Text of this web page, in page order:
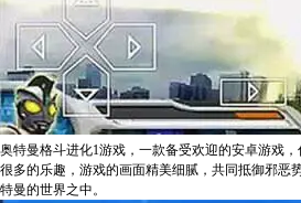
奥特曼格斗进化1游戏，一款备受欢迎的安卓游戏
很多的乐趣，游戏的画面精美细腻，共同抵御邪恶
特曼的世界之中。